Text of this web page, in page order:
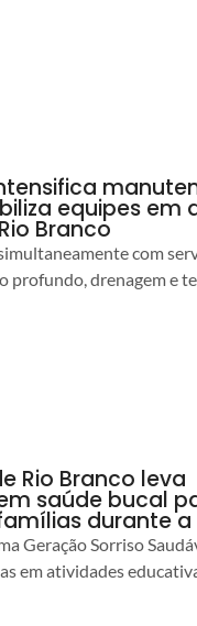
equipes em
Branco
com
profundo, drenagem e
Rio Branco leva
saúde bucal
durante a
Geração Sorriso
em atividades